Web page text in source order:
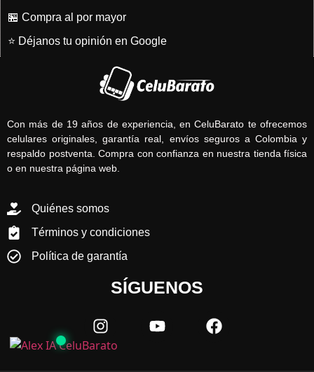
🏪 Compra al por mayor
⭐ Déjanos tu opinión en Google
Con más de 19 años de experiencia, en CeluBarato te ofrecemos
celulares originales, garantía real, envíos seguros a Colombia y
respaldo postventa. Compra con confianza en nuestra tienda física
o en nuestra página web.
Quiénes somos
Términos y condiciones
Política de garantía
SÍGUENOS